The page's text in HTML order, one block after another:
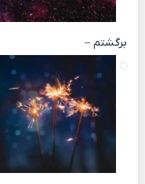
برگشتم –